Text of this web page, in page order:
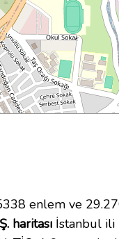
enlem ve
haritası İstanbul ili